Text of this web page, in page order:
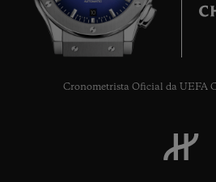
10
Cronometrista Oficial da UEFA